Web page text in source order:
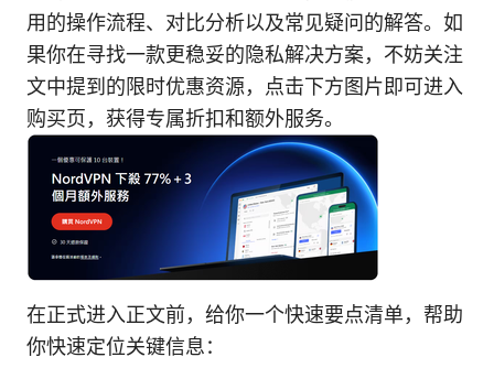
用的操作流程、对比分析以及常见疑问的解答。如
果你在寻找一款更稳妥的隐私解决方案，不妨关注
文中提到的限时优惠资源，点击下方图片即可进入
购买页，获得专属折扣和额外服务。
在正式进入正文前，给你一个快速要点清单，帮助
你快速定位关键信息：